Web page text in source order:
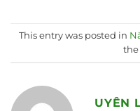
This entry was posted in
the
UYÊN